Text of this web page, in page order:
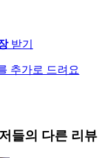
받기
추가로 드려요
들의 다른 리뷰